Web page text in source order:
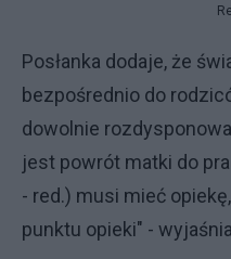
Posłanka dodaje, że
bezpośrednio do
dowolnie
jest powrót matki do
- red.) musi mieć
punktu opieki" -